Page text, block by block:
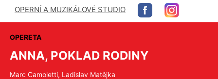
OPERNÍ A MUZIKÁLOVÉ STUDIO
OPERETA
ANNA, POKLAD RODINY
Marc Camoletti, Ladislav Matějka